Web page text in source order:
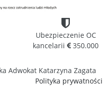
Ubezpieczenie OC
kancelarii
350.000
Adwokat Katarzyna Zagata
Polityka prywatności